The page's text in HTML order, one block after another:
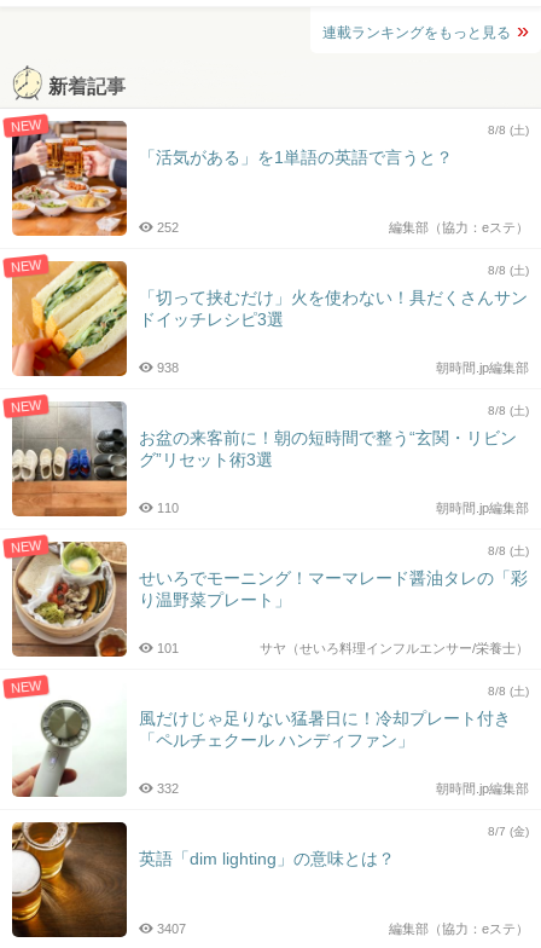
連載ランキングをもっと見る
新着記事
NEW 8/8 (土)
「活気がある」を1単語の英語で言うと？
編集部（協力：eステ）
252
NEW 8/8 (土)
「切って挟むだけ」火を使わない！具だくさんサン
ドイッチレシピ3選
朝時間.jp編集部
938
NEW 8/8 (土)
お盆の来客前に！朝の短時間で整う“玄関・リビン
グ”リセット術3選
朝時間.jp編集部
110
NEW 8/8 (土)
せいろでモーニング！マーマレード醤油タレの「彩
り温野菜プレート」
サヤ（せいろ料理インフルエンサー/栄養士）
101
NEW 8/8 (土)
風だけじゃ足りない猛暑日に！冷却プレート付き
「ペルチェクール ハンディファン」
朝時間.jp編集部
332
8/7 (金)
英語「dim lighting」の意味とは？
編集部（協力：eステ）
3407